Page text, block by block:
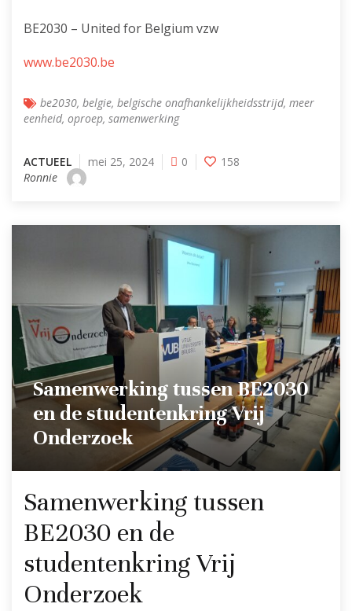
BE2030 – United for Belgium vzw
www.be2030.be
be2030, belgie, belgische onafhankelijkheidsstrijd, meer
eenheid, oproep, samenwerking
ACTUEEL mei 25, 2024 0
158
Ronnie
Samenwerking tussen BE2030
en de studentenkring Vrij
Onderzoek
Samenwerking tussen
BE2030 en de
studentenkring Vrij
Onderzoek